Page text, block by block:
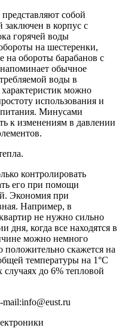
собой
заключен в корпус с
горячей воды
на шестеренки,
на обороты барабанов с
обычное
воды в
можно
использования и
питания. Минусами
к изменениям в давлении
контролировать
его при помощи
Экономия при
Например, в
не нужно сильно
дня, когда все находятся в
можно немного
положительно скажется на
температуры на 1°С
случаях до 6% тепловой
mail:info@eust.ru